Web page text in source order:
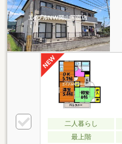
二人暮らし
最上階